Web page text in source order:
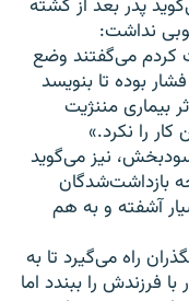
پدر بعد از کشته
نداشت:
کردم می‌گفتند وضع
بوده تا بنویسد
بیماری مننژیت
را نکرد.»
نیز می‌گوید
بازداشت‌شدگان
آشفته و به هم
راه می‌گیرد تا به
فرزندش را ببندد اما